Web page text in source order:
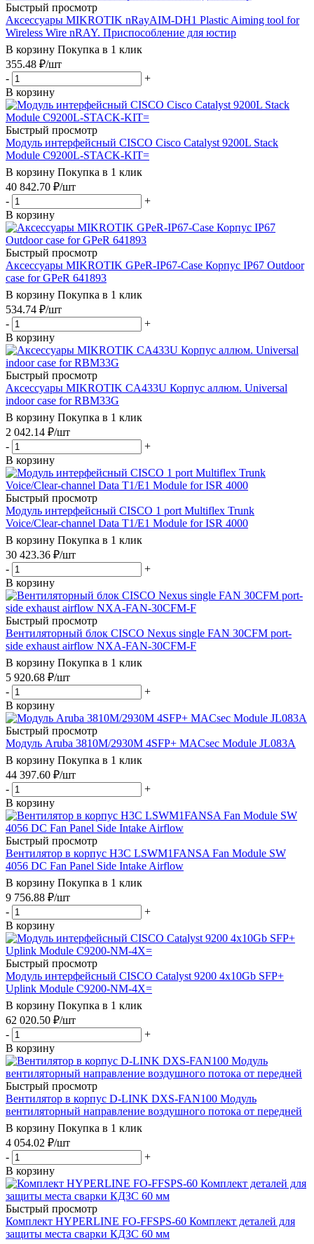
Быстрый просмотр
Аксессуары MIKROTIK nRayAIM-DH1 Plastic Aiming tool for
Wireless Wire nRAY. Приспособление для юстир
В корзину Покупка в 1 клик
355.48 ₽/шт
-
+
В корзину
Быстрый просмотр
Модуль интерфейсный CISCO Cisco Catalyst 9200L Stack
Module C9200L-STACK-KIT=
В корзину Покупка в 1 клик
40 842.70 ₽/шт
-
+
В корзину
Быстрый просмотр
Аксессуары MIKROTIK GPeR-IP67-Case Корпус IP67 Outdoor
case for GPeR 641893
В корзину Покупка в 1 клик
534.74 ₽/шт
-
+
В корзину
Быстрый просмотр
Аксессуары MIKROTIK CA433U Корпус аллюм. Universal
indoor case for RBM33G
В корзину Покупка в 1 клик
2 042.14 ₽/шт
-
+
В корзину
Быстрый просмотр
Модуль интерфейсный CISCO 1 port Multiflex Trunk
Voice/Clear-channel Data T1/E1 Module for ISR 4000
В корзину Покупка в 1 клик
30 423.36 ₽/шт
-
+
В корзину
Быстрый просмотр
Вентиляторный блок CISCO Nexus single FAN 30CFM port-
side exhaust airflow NXA-FAN-30CFM-F
В корзину Покупка в 1 клик
5 920.68 ₽/шт
-
+
В корзину
Быстрый просмотр
Модуль Aruba 3810M/2930M 4SFP+ MACsec Module JL083A
В корзину Покупка в 1 клик
44 397.60 ₽/шт
-
+
В корзину
Быстрый просмотр
Вентилятор в корпус H3C LSWM1FANSA Fan Module SW
4056 DC Fan Panel Side Intake Airflow
В корзину Покупка в 1 клик
9 756.88 ₽/шт
-
+
В корзину
Быстрый просмотр
Модуль интерфейсный CISCO Catalyst 9200 4x10Gb SFP+
Uplink Module C9200-NM-4X=
В корзину Покупка в 1 клик
62 020.50 ₽/шт
-
+
В корзину
Быстрый просмотр
Вентилятор в корпус D-LINK DXS-FAN100 Модуль
вентиляторный направление воздушного потока от передней
В корзину Покупка в 1 клик
4 054.02 ₽/шт
-
+
В корзину
Быстрый просмотр
Комплект HYPERLINE FO-FFSPS-60 Комплект деталей для
защиты места сварки КДЗС 60 мм